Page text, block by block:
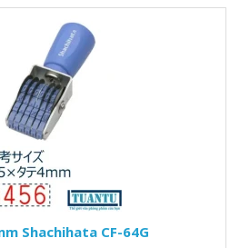
Shachihata CF-64G